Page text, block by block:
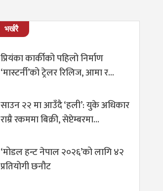
भर्खरै
प्रियंका कार्कीको पहिलो निर्माण
‘मास्टर्नी’को ट्रेलर रिलिज, आमा र…
साउन २२ मा आउँदै ‘हली’: युके अधिकार
राम्रै रकममा बिक्री, सेप्टेम्बरमा…
‘मोडल हन्ट नेपाल २०२६’को लागि ४२
प्रतियोगी छनौट